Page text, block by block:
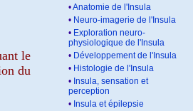
le
du
•Anatomie de l'Insula
• Neuro-imagerie de l'Insula
• Exploration neuro-
physiologique de l'Insula
• Développement de l'Insula
• Histologie de l'Insula
• Insula, sensation et
perception
• Insula et épilepsie